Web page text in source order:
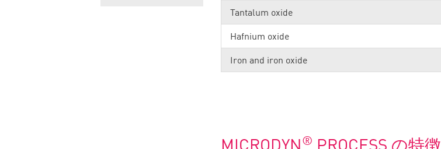
Tantalum oxide
Hafnium oxide
Iron and iron oxide
MICRODYN® PROCESS の特徴